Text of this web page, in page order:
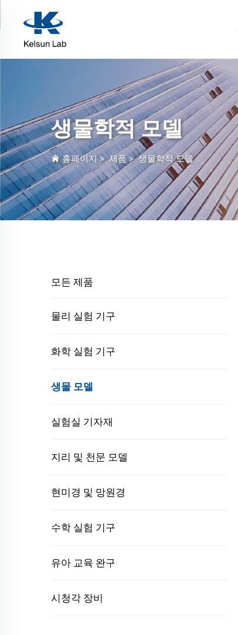
생물학적 모델
홈페이지>제품>생물학적 모델
모든 제품
물리 실험 기구
화학 실험 기구
생물 모델
실험실 기자재
지리 및 천문 모델
현미경 및 망원경
수학 실험 기구
유아 교육 완구
시청각 장비